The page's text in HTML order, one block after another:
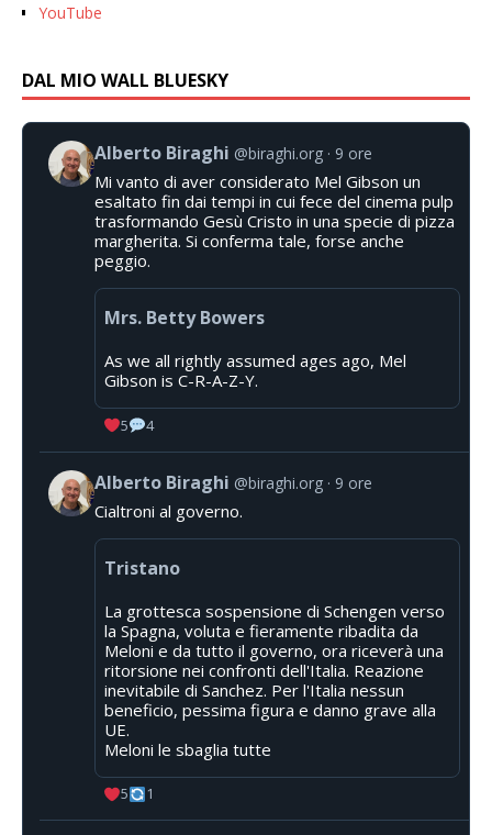
YouTube
DAL MIO WALL BLUESKY
Alberto Biraghi @biraghi.org 9 ore
Mi vanto di aver considerato Mel Gibson un
esaltato fin dai tempi in cui fece del cinema pulp
trasformando Gesù Cristo in una specie di pizza
margherita. Si conferma tale, forse anche
peggio.
Mrs. Betty Bowers
As we all rightly assumed ages ago, Mel
Gibson is C-R-A-Z-Y.
5 4
Alberto Biraghi @biraghi.org 9 ore
Cialtroni al governo.
Tristano
La grottesca sospensione di Schengen verso
la Spagna, voluta e fieramente ribadita da
Meloni e da tutto il governo, ora riceverà una
ritorsione nei confronti dell'Italia. Reazione
inevitabile di Sanchez. Per l'Italia nessun
beneficio, pessima figura e danno grave alla
UE.
Meloni le sbaglia tutte
5 1